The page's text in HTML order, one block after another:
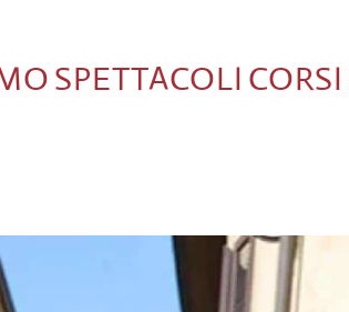
SPETTACOLI CORSI